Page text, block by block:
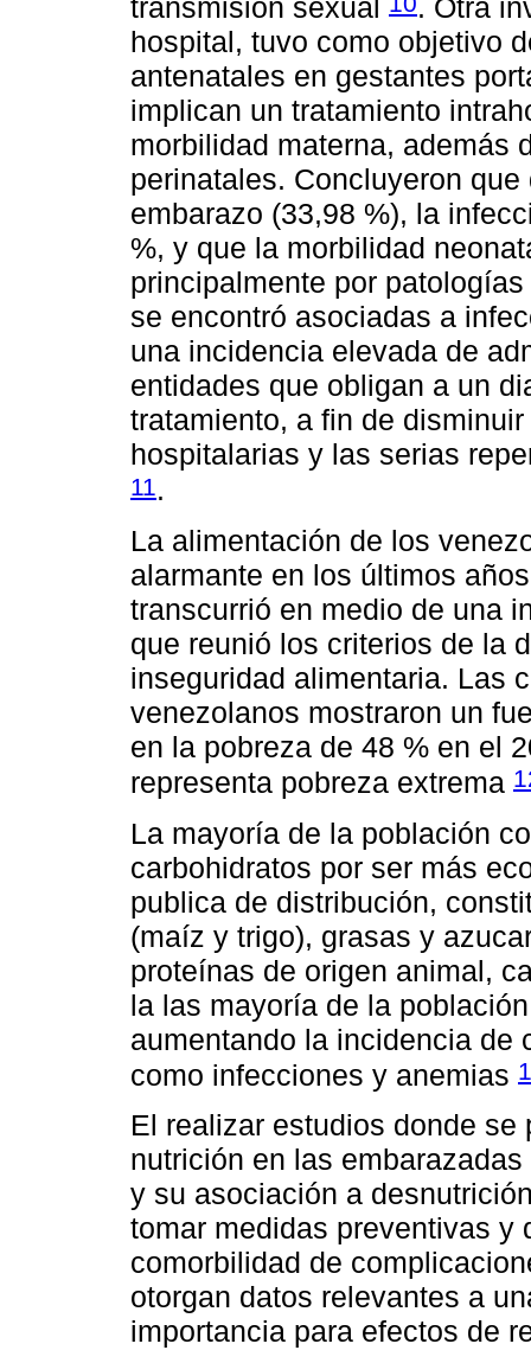
transmisión sexual
. Otra
hospital, tuvo como objetivo
antenatales en gestantes
implican un tratamiento
morbilidad materna, además
perinatales. Concluyeron
embarazo (33,98 %), la
%, y que la morbilidad
principalmente por
se encontró asociadas a
una incidencia elevada de
entidades que obligan a un
tratamiento, a fin de
hospitalarias y las serias
11 .
La alimentación de los
alarmante en los últimos
transcurrió en medio de una
que reunió los criterios de la
inseguridad alimentaria. Las
venezolanos mostraron un
en la pobreza de 48 % en el
representa pobreza extrema
La mayoría de la población
carbohidratos por ser más
publica de distribución,
(maíz y trigo), grasas y
proteínas de origen animal,
la las mayoría de la
aumentando la incidencia de
como infecciones y anemias
El realizar estudios donde
nutrición en las
y su asociación a
tomar medidas preventivas y
comorbilidad de
otorgan datos relevantes a
importancia para efectos de